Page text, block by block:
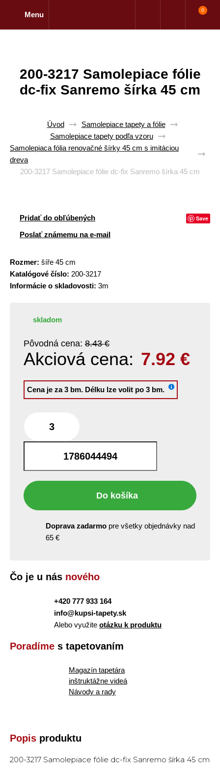
Menu
0
200-3217 Samolepiace fólie
dc-fix Sanremo šírka 45 cm
Úvod
Samolepiace tapety a fólie
Samolepiace tapety podľa vzoru
Samolepiaca fólia renovačné šírky 45 cm s imitáciou
dreva
200-3217 Samolepiace fólie dc-fix Sanremo šírka 45 cm
Pridať do obľúbených Save
Poslať známemu na e-mail
Rozmer: šíře 45 cm
Katalógové číslo: 200-3217
Informácie o skladovosti: 3m
skladom
Pôvodná cena: 8.43 €
Akciová cena: 7.92 €
Cena je za 3 bm. Délku lze volit po 3 bm.
bm
Do košíka
Doprava zadarmo pre všetky objednávky nad
65 €
Čo je u nás nového
+420 777 933 164
info@kupsi-tapety.sk
Alebo využite otázku k produktu
Poradíme s tapetovaním
Magazín tapetára
inštruktážne videá
Návody a rady
Popis produktu
200-3217 Samolepiace fólie dc-fix Sanremo šírka 45 cm